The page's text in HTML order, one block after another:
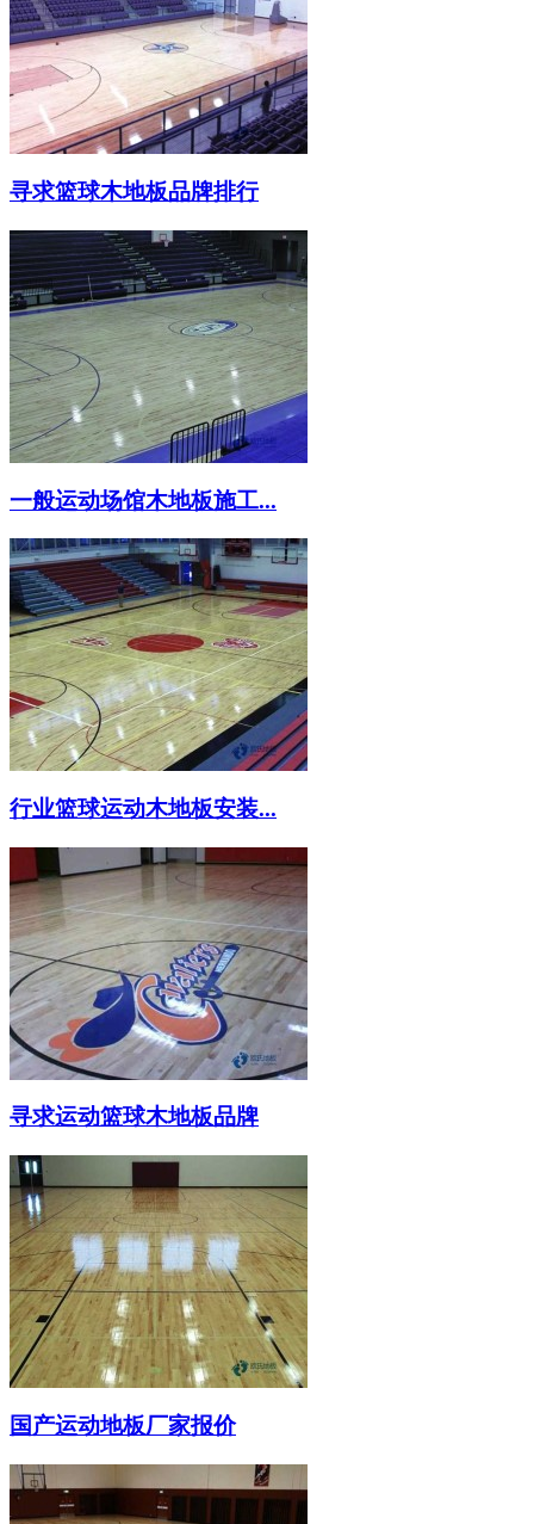
寻求篮球木地板品牌排行
一般运动场馆木地板施工...
行业篮球运动木地板安装...
寻求运动篮球木地板品牌
国产运动地板厂家报价